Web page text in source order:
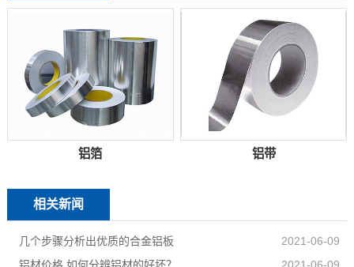
铝箔 铝带
相关新闻
几个步骤分析出优质的合金铝板​
2021-06-09